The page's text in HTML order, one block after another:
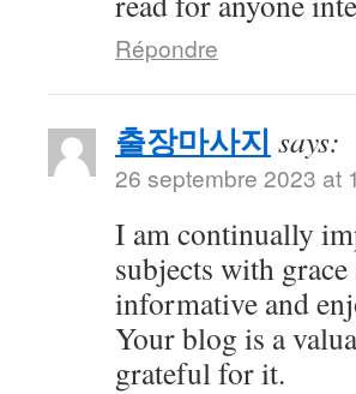
Répondre
출장마사지 says:
26 septembre 2023 at
I am continually
subjects with
informative and
Your blog is a
grateful for it.